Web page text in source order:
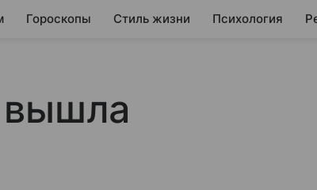
Гороскопы Стиль жизни Психология
вышла